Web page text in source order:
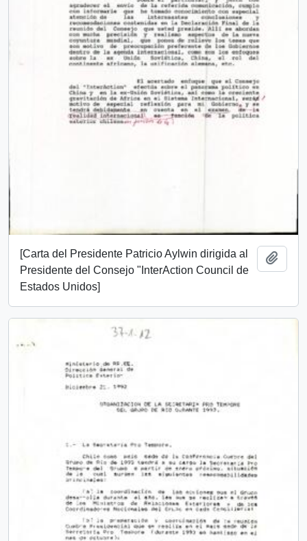
[Carta del Presidente Patricio Aylwin dirigida al
Presidente del Consejo "InterAction Council de
Estados Unidos]